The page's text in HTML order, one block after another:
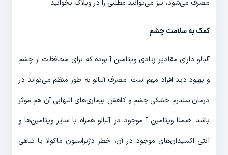
مصرف می‌شود، نیز می‌توانید مطلبی را در وبلاگ بخوانید
کمک به سلامت چشم
آلبالو دارای مقادیر زیادی ویتامین آ بوده که برای محافظت از چشم
و بهبود دید افراد مهم است. مصرف آلبالو به طور منظم می‌تواند در
درمان سندرم خشکی چشم و کاهش بیماری‌های التهابی آن هم موثر
باشد. ضمنا ویتامین آ موجود در آلبالو همراه با سایر ویتامین‌ها و
آنتی اکسیدان‌های موجود در آن، خطر دژنراسیون ماکولا یا تباهی